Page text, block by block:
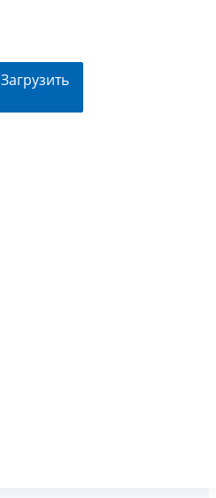
Загрузить